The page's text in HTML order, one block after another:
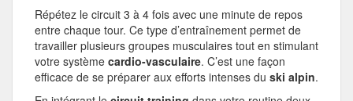
Répétez le circuit 3 à 4 fois avec une minute de repos
entre chaque tour. Ce type d’entraînement permet de
travailler plusieurs groupes musculaires tout en stimulant
votre système cardio-vasculaire. C’est une façon
efficace de se préparer aux efforts intenses du ski alpin.